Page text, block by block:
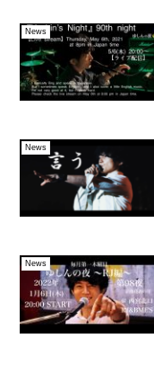
News
News
News